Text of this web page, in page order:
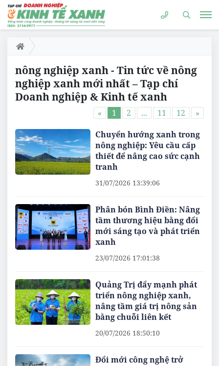
nông nghiệp xanh - Tin tức về nông
nghiệp xanh mới nhất – Tạp chí
Doanh nghiệp & Kinh tế xanh
« 1 2 ... 11 12 »
Chuyển hướng xanh trong
nông nghiệp: Yêu cầu cấp
thiết để nâng cao sức cạnh
tranh
31/07/2026 13:39:06
Phân bón Bình Điền: Nâng
tầm thương hiệu bằng đổi
mới sáng tạo và phát triển
xanh
23/07/2026 17:01:38
Quảng Trị đẩy mạnh phát
triển nông nghiệp xanh,
nâng tầm giá trị nông sản
bằng chuỗi liên kết
20/07/2026 18:50:10
Đổi mới công nghệ trở